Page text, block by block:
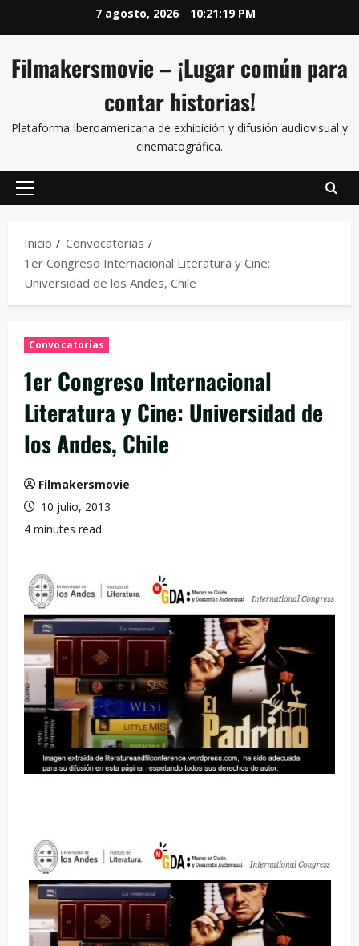
7 agosto, 2026 10:21:20 PM
Filmakersmovie – ¡Lugar común para
contar historias!
Plataforma Iberoamericana de exhibición y difusión audiovisual y
cinematográfica.
Inicio
Convocatorias
1er Congreso Internacional Literatura y Cine:
Universidad de los Andes, Chile
Convocatorias
1er Congreso Internacional
Literatura y Cine: Universidad de
los Andes, Chile
Filmakersmovie
10 julio, 2013
4 minutes read